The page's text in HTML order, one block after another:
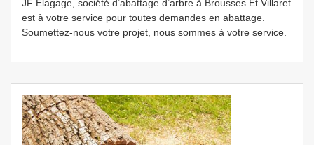
JF Elagage, société d’abattage d’arbre à Brousses Et Villaret
est à votre service pour toutes demandes en abattage.
Soumettez-nous votre projet, nous sommes à votre service.